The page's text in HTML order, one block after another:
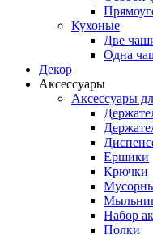
Кухоные
Две
Одна
Декор
Аксессуары
Аксессуары
Ершики
Крючки
Набор
Полки